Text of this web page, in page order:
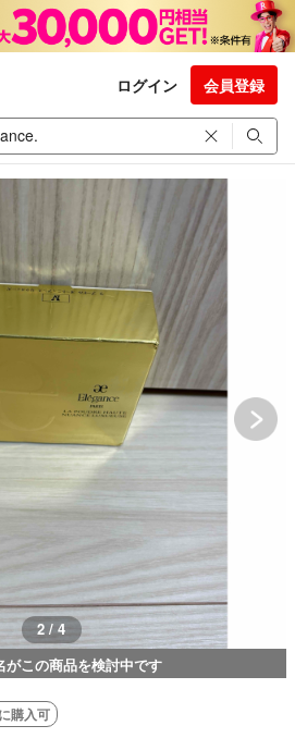
ログイン 会員登録
2 / 4
がこの商品を検討中です
購入可